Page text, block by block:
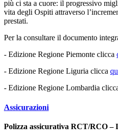
più ci sta a cuore: il progressivo
vita degli Ospiti attraverso
prestati.
Per la consultare il documento
- Edizione Regione Piemonte clicca
- Edizione Regione Liguria clicca
- Edizione Regione Lombardia
Assicurazioni
Polizza assicurativa RCT/RCO –